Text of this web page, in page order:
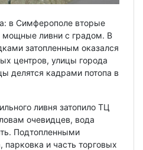
в Симферополе вторые
мощные ливни с градом. В
затопленным оказался
центров, улицы города
делятся кадрами потопа в
ливня затопило ТЦ
очевидцев, вода
Подтопленными
парковка и часть торговых